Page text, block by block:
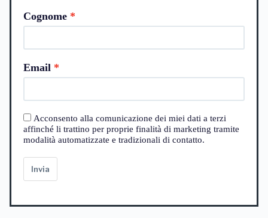
Cognome
Email
Acconsento alla comunicazione dei miei dati a terzi
affinché li trattino per proprie finalità di marketing tramite
modalità automatizzate e tradizionali di contatto.
Invia